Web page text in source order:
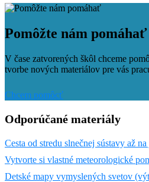
Facebook
Tweet
Linkedin
Pomôžte nám pomáhať
V čase zatvorených škôl chceme
tvorbe nových materiálov pre vás
Chcem pomôcť
Odporúčané materiály
Cesta od stredu slnečnej sústavy až
Vytvorte si vlastné meteorologické
Detské mapy vymyslených svetov